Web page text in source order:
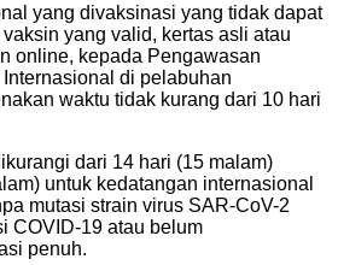
yang divaksinasi yang tidak dapat
yang valid, kertas asli atau
online, kepada Pengawasan
di pelabuhan
waktu tidak kurang dari 10 hari
dari 14 hari (15 malam)
untuk kedatangan internasional
mutasi strain virus SAR-CoV-2
COVID-19 atau belum
penuh.